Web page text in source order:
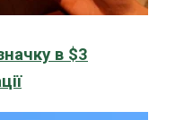
в $3